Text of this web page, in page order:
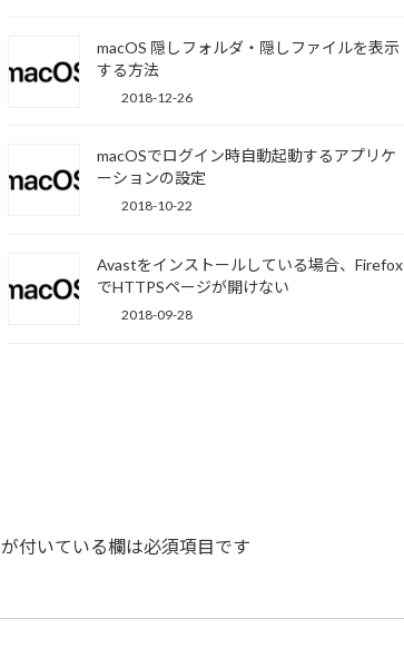
macOS 隠しフォルダ・隠しファイルを表示
する方法
2018-12-26
macOSでログイン時自動起動するアプリケ
ーションの設定
2018-10-22
Avastをインストールしている場合、Firefox
でHTTPSページが開けない
2018-09-28
が付いている欄は必須項目です